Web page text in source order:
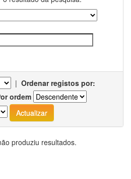
| Ordenar registos por:
ordem
produziu resultados.